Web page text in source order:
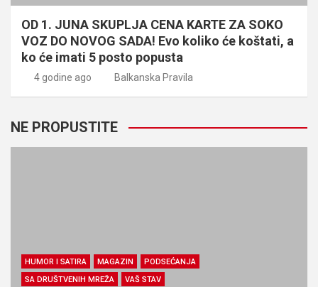
OD 1. JUNA SKUPLJA CENA KARTE ZA SOKO
VOZ DO NOVOG SADA! Evo koliko će koštati, a
ko će imati 5 posto popusta
4 godine ago Balkanska Pravila
NE PROPUSTITE
HUMOR I SATIRA MAGAZIN
PODSEĆANJA
SA DRUŠTVENIH MREŽA
VAŠ STAV